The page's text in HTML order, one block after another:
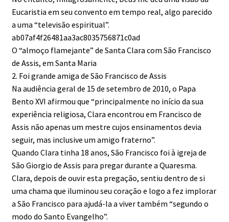
Eucaristia em seu convento em tempo real, algo parecido
a uma “televisão espiritual”.
ab07af4f26481aa3ac8035756871c0ad
O “almoço flamejante” de Santa Clara com São Francisco
de Assis, em Santa Maria
2. Foi grande amiga de São Francisco de Assis
Na audiência geral de 15 de setembro de 2010, o Papa
Bento XVI afirmou que “principalmente no início da sua
experiência religiosa, Clara encontrou em Francisco de
Assis não apenas um mestre cujos ensinamentos devia
seguir, mas inclusive um amigo fraterno”.
Quando Clara tinha 18 anos, São Francisco foi à igreja de
São Giorgio de Assis para pregar durante a Quaresma.
Clara, depois de ouvir esta pregação, sentiu dentro de si
uma chama que iluminou seu coração e logo a fez implorar
a São Francisco para ajudá-la a viver também “segundo o
modo do Santo Evangelho”.